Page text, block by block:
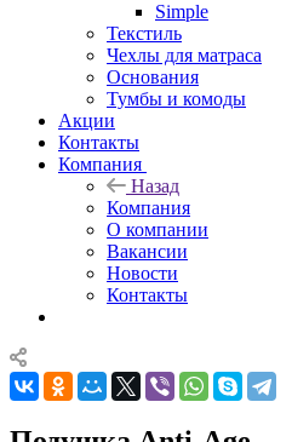
Simple
Текстиль
Чехлы для матраса
Основания
Тумбы и комоды
Акции
Контакты
Компания
Назад
Компания
О компании
Вакансии
Новости
Контакты